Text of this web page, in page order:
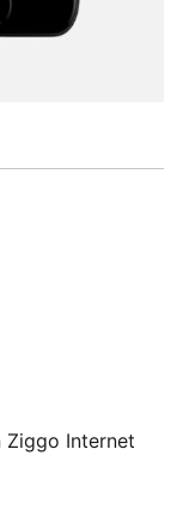
Internet